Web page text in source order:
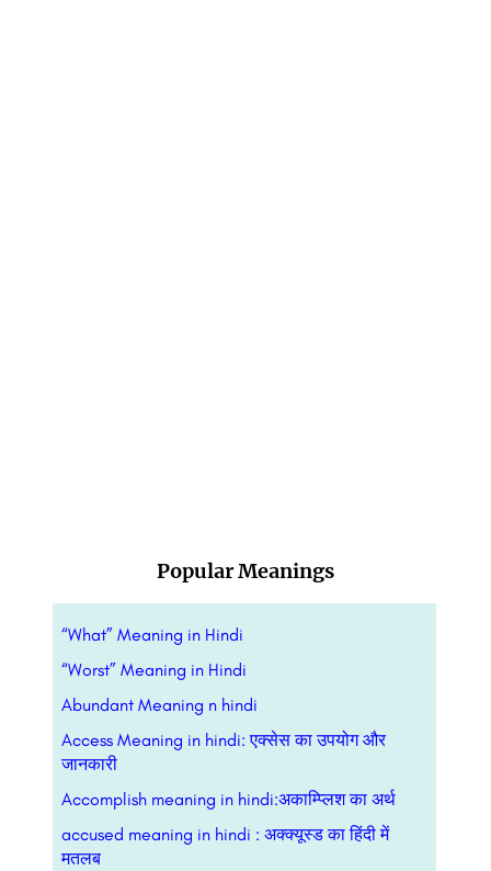
Popular Meanings
“What” Meaning in Hindi
“Worst” Meaning in Hindi
Abundant Meaning n hindi
Access Meaning in hindi: एक्सेस का उपयोग और
जानकारी
Accomplish meaning in hindi:अकाम्प्लिश का अर्थ
accused meaning in hindi : अक्क्यूस्ड का हिंदी में
मतलब